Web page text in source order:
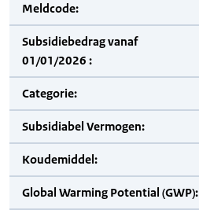
Meldcode:
Subsidiebedrag vanaf
01/01/2026 :
Categorie:
Subsidiabel Vermogen:
Koudemiddel:
Global Warming Potential (GWP):